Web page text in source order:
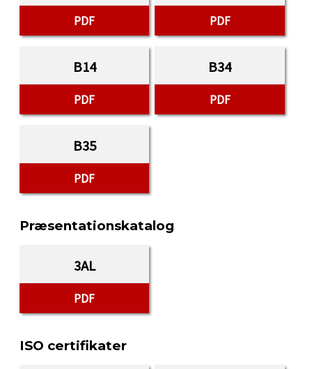
PDF PDF
B14
PDF
B34
PDF
B35
PDF
Præsentationskatalog
3AL
PDF
ISO certifikater